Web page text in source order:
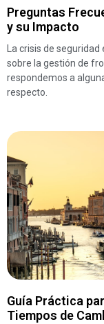
Preguntas
y su Impacto
La crisis de
sobre la gestión de
respondemos a
respecto.
Guía Práctica
Tiempos de